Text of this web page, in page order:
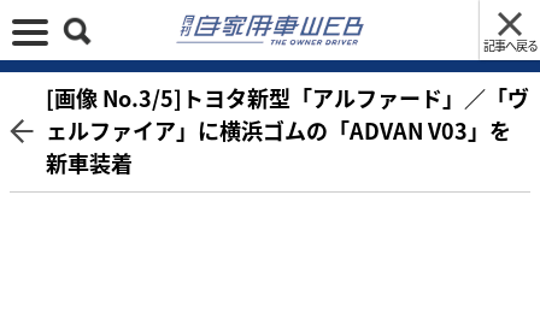
記事へ戻る
[画像 No.3/5]トヨタ新型「アルファード」／「ヴ
ェルファイア」に横浜ゴムの「ADVAN V03」を
新車装着